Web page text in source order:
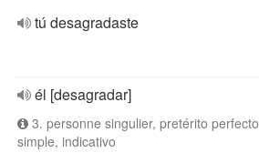
tú desagradaste
él [desagradar]
3. personne singulier, pretérito perfecto
simple, indicativo